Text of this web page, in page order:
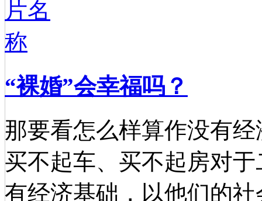
“裸婚”会幸福吗？
那要看怎么样算作没有
买不起车、买不起房对
有经济基础，以他们的